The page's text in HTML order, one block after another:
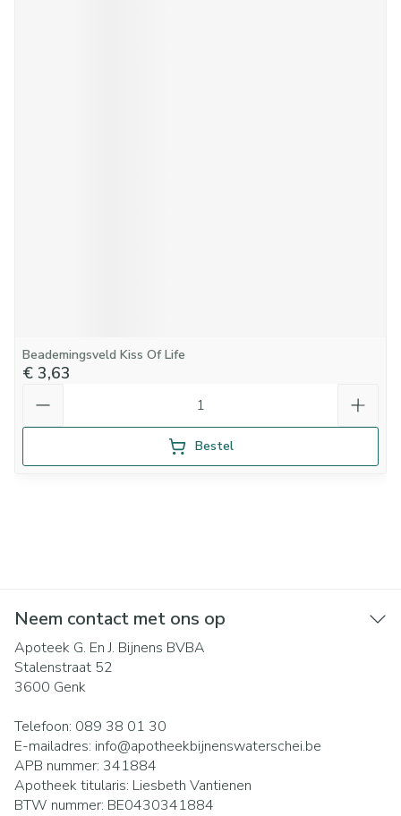
Beademingsveld Kiss Of Life
€ 3,63
Bestel
Neem contact met ons op
Apoteek G. En J. Bijnens BVBA
Stalenstraat 52
3600 Genk
Telefoon: 089 38 01 30
E-mailadres: info@apotheekbijnenswaterschei.be
APB nummer: 341884
Apotheek titularis: Liesbeth Vantienen
BTW nummer: BE0430341884